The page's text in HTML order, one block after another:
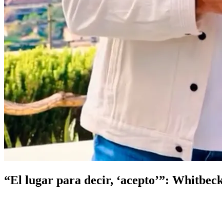
“El lugar para decir, ‘acepto’”: